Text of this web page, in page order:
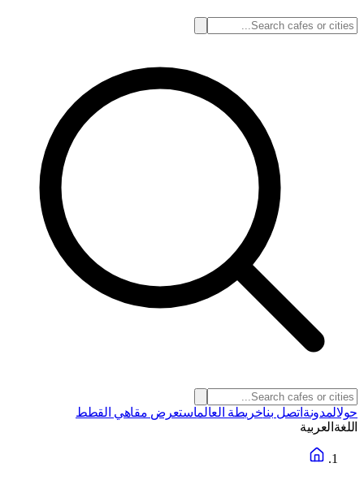
حولالمدونة اتصل بناخريطة العالماستعرض مقاهي القطط
اللغة العربية